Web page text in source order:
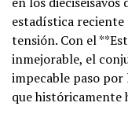
estadística reciente
tensión. Con el
inmejorable, el
impecable paso
que históricamente